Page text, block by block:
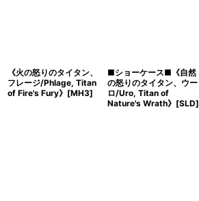
《火の怒りのタイタン、
フレージ/Phlage, Titan
of Fire's Fury》[MH3]
■ショーケース■《自然
の怒りのタイタン、ウー
ロ/Uro, Titan of
Nature's Wrath》[SLD]